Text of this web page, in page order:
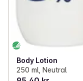
Body Lotion
250 ml, Neutral